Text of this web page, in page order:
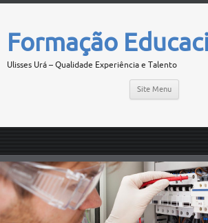
Formação
Ulisses Urá – Qualidade Experiência e Talento
Site Menu